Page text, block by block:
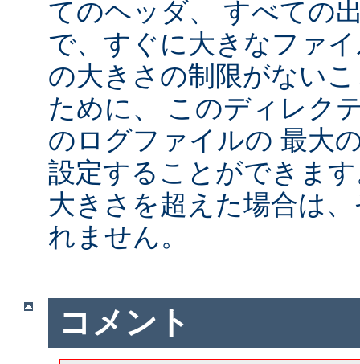
てのヘッダ、 すべての
で、すぐに大きなファ
の大きさの制限がない
ために、 このディレク
のログファイルの 最大
設定することができま
大きさを超えた場合は
れません。
コメント